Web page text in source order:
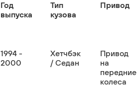
Год
выпуска
Тип
кузова
Привод
1994 -
2000
Хетчбэк
/ Седан
Привод
на
передние
колеса